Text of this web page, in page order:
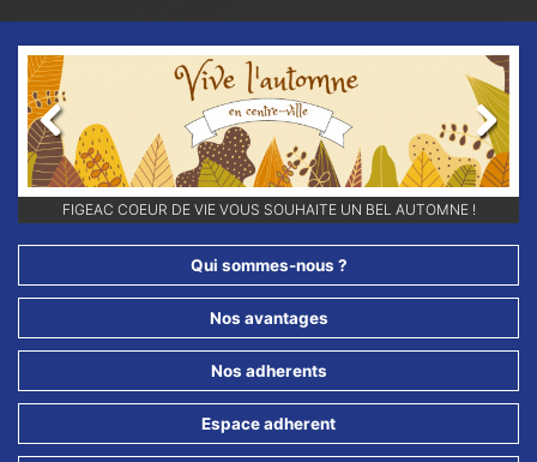
RETROUVEZ-NOUS SUR NOS RÉSEAUX SOCIAUX ET ABONNEZ-VOUS
POUR NE RIEN LOUPER DE NOS ANIMATIONS !!
Previous Next
Qui sommes-nous ?
Nos avantages
Nos adherents
Espace adherent